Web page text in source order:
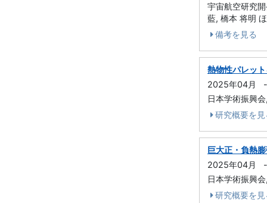
宇宙航空研究
藍, 橋本 将明
備考を見る
熱物性パレッ
2025年04月
-
日本学術振興
研究概要を見
巨大正・負熱
2025年04月
-
日本学術振興
研究概要を見